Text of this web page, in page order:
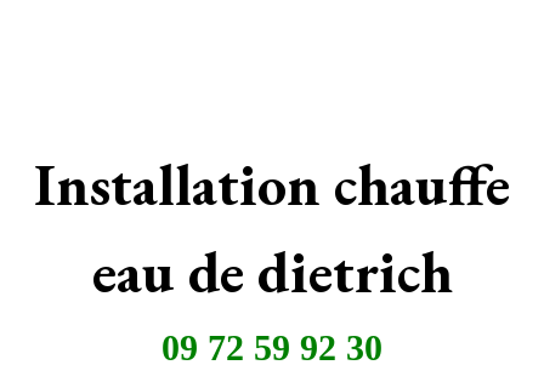
Installation chauffe
eau de dietrich
09 72 59 92 30